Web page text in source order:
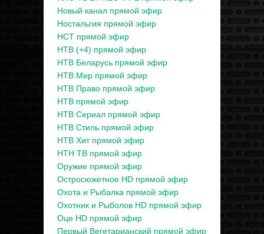
Новый канал прямой эфир
Ностальгия прямой эфир
НСТ прямой эфир
НТВ (+4) прямой эфир
НТВ Беларусь прямой эфир
НТВ Мир прямой эфир
НТВ Право прямой эфир
НТВ прямой эфир
НТВ Сериал прямой эфир
НТВ Стиль прямой эфир
НТВ Хит прямой эфир
НТН ТВ прямой эфир
Оружие прямой эфир
Остросюжетное HD прямой эфир
Охота и Рыбалка прямой эфир
Охотник и Рыболов HD прямой эфир
Оце HD прямой эфир
Первый Вегетарианский прямой эфир